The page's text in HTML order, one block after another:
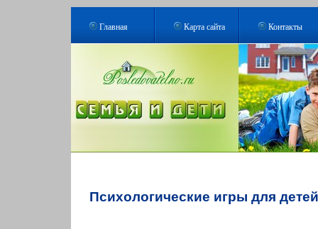
Главная Карта сайта Контакты
Психологические игры для детей